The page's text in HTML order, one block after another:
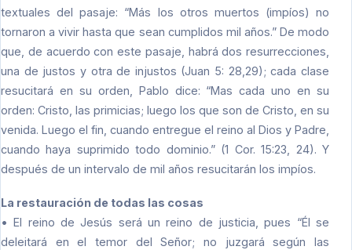
textuales del pasaje: “Más los otros muertos (impíos) no
tornaron a vivir hasta que sean cumplidos mil años.” De modo
que, de acuerdo con este pasaje, habrá dos resurrecciones,
una de justos y otra de injustos (Juan 5: 28,29); cada clase
resucitará en su orden, Pablo dice: “Mas cada uno en su
orden: Cristo, las primicias; luego los que son de Cristo, en su
venida. Luego el fin, cuando entregue el reino al Dios y Padre,
cuando haya suprimido todo dominio.” (1 Cor. 15:23, 24). Y
después de un intervalo de mil años resucitarán los impíos.
La restauración de todas las cosas
• El reino de Jesús será un reino de justicia, pues “Él se
deleitará en el temor del Señor; no juzgará según las